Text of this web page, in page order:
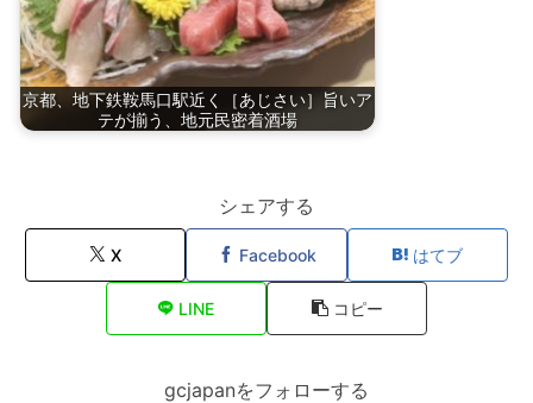
京都、地下鉄鞍馬口駅近く［あじさい］旨いア
テが揃う、地元民密着酒場
シェアする
X Facebook はてブ
LINE コピー
gcjapanをフォローする